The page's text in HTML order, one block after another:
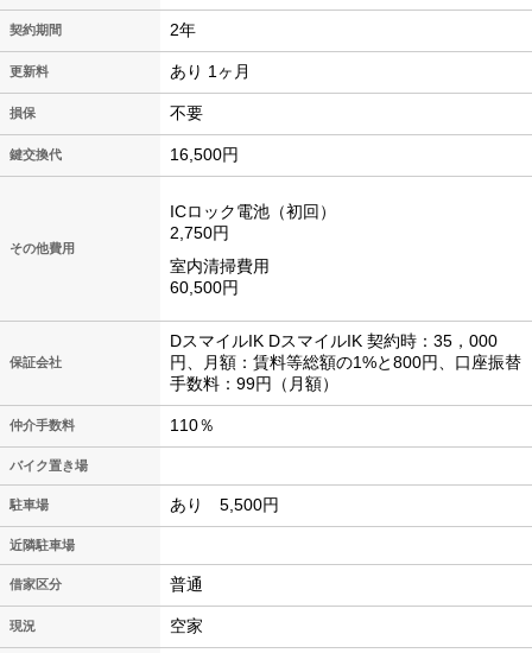
契約期間 2年
更新料 あり 1ヶ月
損保 不要
鍵交換代 16,500円
その他費用
ICロック電池（初回）
2,750円
室内清掃費用
60,500円
保証会社
DスマイルIK DスマイルIK 契約時：35，000
円、月額：賃料等総額の1%と800円、口座振替
手数料：99円（月額）
仲介手数料 110％
バイク置き場
駐車場 あり 5,500円
近隣駐車場
借家区分 普通
現況 空家